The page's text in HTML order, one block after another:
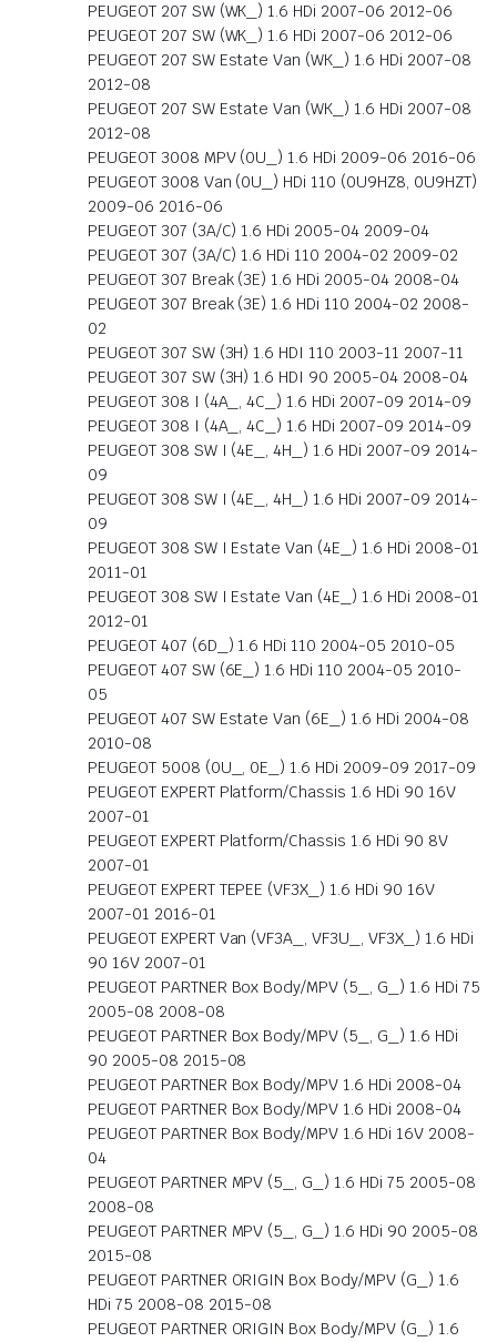
PEUGEOT 207 SW (WK_) 1.6 HDi 2007-06 2012-06
PEUGEOT 207 SW (WK_) 1.6 HDi 2007-06 2012-06
PEUGEOT 207 SW Estate Van (WK_) 1.6 HDi 2007-08
2012-08
PEUGEOT 207 SW Estate Van (WK_) 1.6 HDi 2007-08
2012-08
PEUGEOT 3008 MPV (0U_) 1.6 HDi 2009-06 2016-06
PEUGEOT 3008 Van (0U_) HDi 110 (0U9HZ8, 0U9HZT)
2009-06 2016-06
PEUGEOT 307 (3A/C) 1.6 HDi 2005-04 2009-04
PEUGEOT 307 (3A/C) 1.6 HDi 110 2004-02 2009-02
PEUGEOT 307 Break (3E) 1.6 HDi 2005-04 2008-04
PEUGEOT 307 Break (3E) 1.6 HDi 110 2004-02 2008-
02
PEUGEOT 307 SW (3H) 1.6 HDI 110 2003-11 2007-11
PEUGEOT 307 SW (3H) 1.6 HDI 90 2005-04 2008-04
PEUGEOT 308 I (4A_, 4C_) 1.6 HDi 2007-09 2014-09
PEUGEOT 308 I (4A_, 4C_) 1.6 HDi 2007-09 2014-09
PEUGEOT 308 SW I (4E_, 4H_) 1.6 HDi 2007-09 2014-
09
PEUGEOT 308 SW I (4E_, 4H_) 1.6 HDi 2007-09 2014-
09
PEUGEOT 308 SW I Estate Van (4E_) 1.6 HDi 2008-01
2011-01
PEUGEOT 308 SW I Estate Van (4E_) 1.6 HDi 2008-01
2012-01
PEUGEOT 407 (6D_) 1.6 HDi 110 2004-05 2010-05
PEUGEOT 407 SW (6E_) 1.6 HDi 110 2004-05 2010-
05
PEUGEOT 407 SW Estate Van (6E_) 1.6 HDi 2004-08
2010-08
PEUGEOT 5008 (0U_, 0E_) 1.6 HDi 2009-09 2017-09
PEUGEOT EXPERT Platform/Chassis 1.6 HDi 90 16V
2007-01
PEUGEOT EXPERT Platform/Chassis 1.6 HDi 90 8V
2007-01
PEUGEOT EXPERT TEPEE (VF3X_) 1.6 HDi 90 16V
2007-01 2016-01
PEUGEOT EXPERT Van (VF3A_, VF3U_, VF3X_) 1.6 HDi
90 16V 2007-01
PEUGEOT PARTNER Box Body/MPV (5_, G_) 1.6 HDi 75
2005-08 2008-08
PEUGEOT PARTNER Box Body/MPV (5_, G_) 1.6 HDi
90 2005-08 2015-08
PEUGEOT PARTNER Box Body/MPV 1.6 HDi 2008-04
PEUGEOT PARTNER Box Body/MPV 1.6 HDi 2008-04
PEUGEOT PARTNER Box Body/MPV 1.6 HDi 16V 2008-
04
PEUGEOT PARTNER MPV (5_, G_) 1.6 HDi 75 2005-08
2008-08
PEUGEOT PARTNER MPV (5_, G_) 1.6 HDi 90 2005-08
2015-08
PEUGEOT PARTNER ORIGIN Box Body/MPV (G_) 1.6
HDi 75 2008-08 2015-08
PEUGEOT PARTNER ORIGIN Box Body/MPV (G_) 1.6